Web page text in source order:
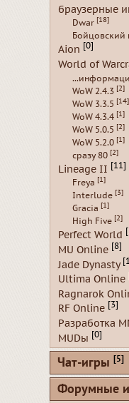
браузерные
Dwar [18]
Бойцовский
Aion [0]
World of
WoW 2.4.3 [2]
WoW 3.3.5 [14]
WoW 4.3.4 [1]
WoW 5.0.5 [2]
WoW 5.2.0 [1]
сразу 80 [2]
Lineage II [11]
Freya [1]
Interlude [3]
Gracia [1]
High Five [2]
Perfect World
MU Online [8]
Jade Dynasty
Ultima Online
Ragnarok
RF Online [3]
Разработка
MUDы [0]
Чат-игры [5]
Форумные